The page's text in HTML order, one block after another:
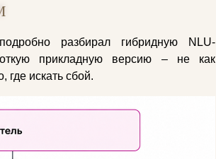
разбирал гибридную NLU-
прикладную версию – не как
где искать сбой.